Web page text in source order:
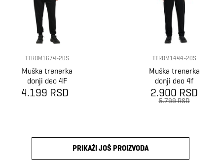
TTROM1674-20S
Muška trenerka
donji deo 4F
Trousers cas
4.199 RSD
TTROM1444-20S
Muška trenerka
donji deo 4f
Trousers cas
m1444
2.900 RSD
5.799 RSD
PRIKAŽI JOŠ PROIZVODA